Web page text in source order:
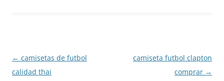
Navegación
de
← camisetas de futbol
calidad thai
camiseta futbol clapton
comprar →